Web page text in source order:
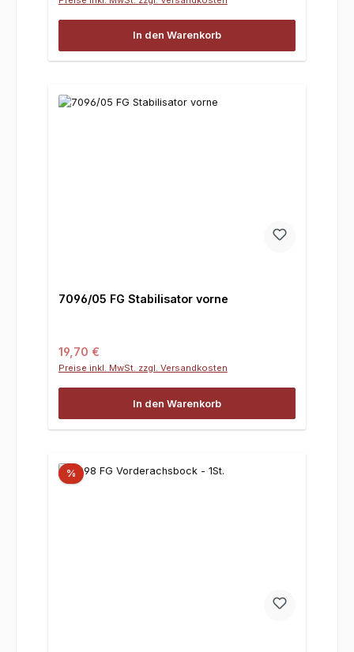
In den Warenkorb
7096/05 FG Stabilisator vorne
Regulärer Preis:
19,70 €
Preise inkl. MwSt. zzgl. Versandkosten
In den Warenkorb
%